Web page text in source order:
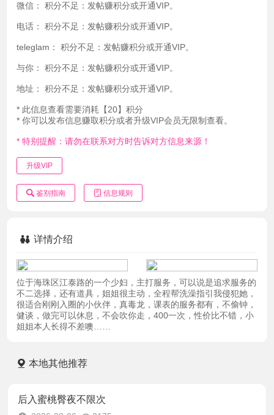
微信： 积分不足：发帖赚积分或开通VIP。
电话： 积分不足：发帖赚积分或开通VIP。
teleglam： 积分不足：发帖赚积分或开通VIP。
与你： 积分不足：发帖赚积分或开通VIP。
地址： 积分不足：发帖赚积分或开通VIP。
* 此信息查看需要消耗【20】积分
* 你可以发布信息赚取积分或者升级VIP会员无限制查看。
* 特别提醒：请勿在联系对方时告诉对方信息来源！
升级VIP
鉴别指南 信息规则
详情介绍
位于海珠区江泰路的一个少妇，主打服务，可以说是追求服务的
不二选择，还有道具，姐姐很主动，全程帮洗澡指引我侵犯她，
很适合刚刚入圈的小伙伴，真毒龙，课表的服务都有，不偷钟，
健谈，做完可以休息，不会吹你走，400一次，性价比不错，小
姐姐本人长得不差噢……
本地其他推荐
后入蜜桃臀夜不限次